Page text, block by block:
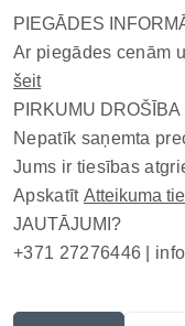
PIEGĀDES
Ar piegādes cenām
šeit
PIRKUMU DROŠĪBA
Nepatīk saņemta
Jums ir tiesības
Apskatīt Atteikuma
JAUTĀJUMI?
+371 27276446 |